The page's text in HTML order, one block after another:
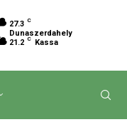
27.3 C
Dunaszerdahely
21.2 C Kassa